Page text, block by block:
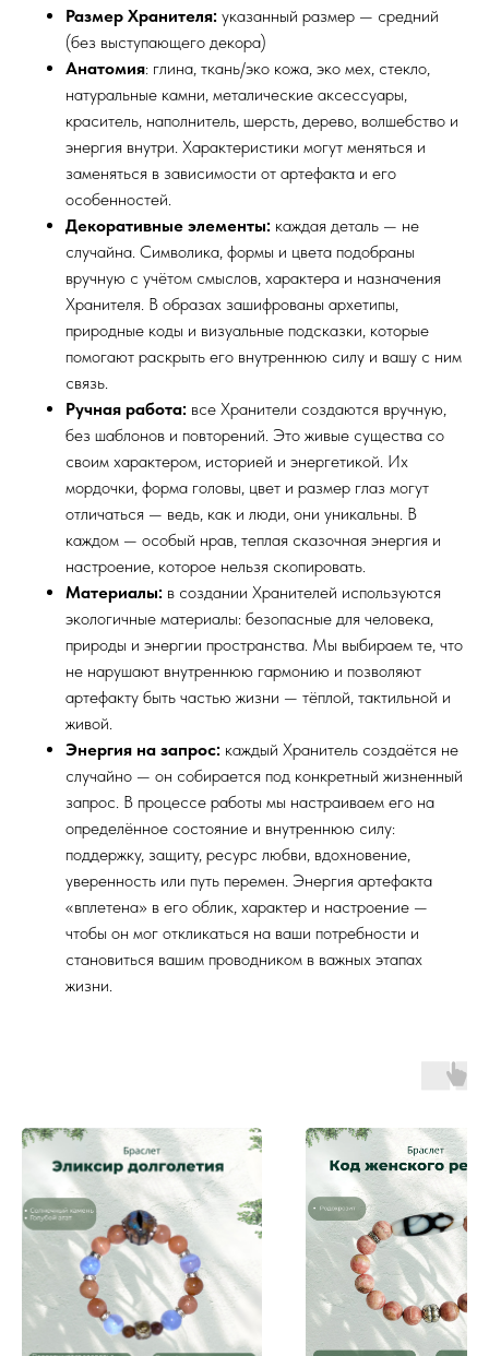
Размер Хранителя: указанный размер — средний
(без выступающего декора)
Анатомия: глина, ткань/эко кожа, эко мех, стекло,
натуральные камни, металические аксессуары,
краситель, наполнитель, шерсть, дерево, волшебство и
энергия внутри. Характеристики могут меняться и
заменяться в зависимости от артефакта и его
особенностей.
Декоративные элементы: каждая деталь — не
случайна. Символика, формы и цвета подобраны
вручную с учётом смыслов, характера и назначения
Хранителя. В образах зашифрованы архетипы,
природные коды и визуальные подсказки, которые
помогают раскрыть его внутреннюю силу и вашу с ним
связь.
Ручная работа: все Хранители создаются вручную,
без шаблонов и повторений. Это живые существа со
своим характером, историей и энергетикой. Их
мордочки, форма головы, цвет и размер глаз могут
отличаться — ведь, как и люди, они уникальны. В
каждом — особый нрав, теплая сказочная энергия и
настроение, которое нельзя скопировать.
Материалы: в создании Хранителей используются
экологичные материалы: безопасные для человека,
природы и энергии пространства. Мы выбираем те, что
не нарушают внутреннюю гармонию и позволяют
артефакту быть частью жизни — тёплой, тактильной и
живой.
Энергия на запрос: каждый Хранитель создаётся не
случайно — он собирается под конкретный жизненный
запрос. В процессе работы мы настраиваем его на
определённое состояние и внутреннюю силу:
поддержку, защиту, ресурс любви, вдохновение,
уверенность или путь перемен. Энергия артефакта
«вплетена» в его облик, характер и настроение —
чтобы он мог откликаться на ваши потребности и
становиться вашим проводником в важных этапах
жизни.